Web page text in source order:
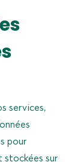
services,
pour
stockées sur